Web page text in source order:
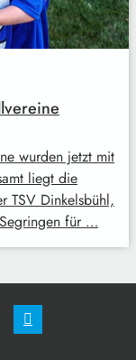
wurden jetzt mit
liegt die
TSV Dinkelsbühl,
für …